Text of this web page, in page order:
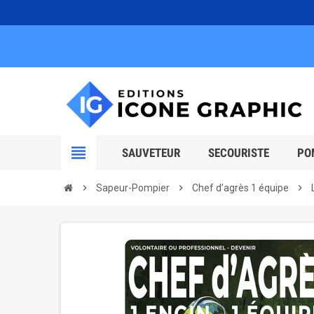
view_headline SAUVETEUR SECOURISTE
chevron_right Sapeur-Pompier chevron_right Chef d’agrès 1 équipe chevron_right